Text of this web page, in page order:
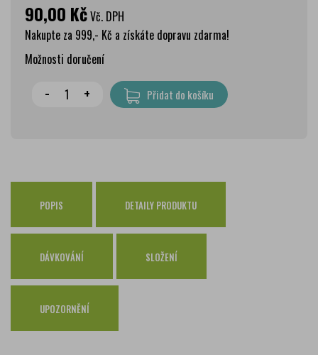
90,00 KčVč. DPH
Nakupte za 999,- Kč a získáte dopravu zdarma!
Možnosti doručení
Wolt doprava
zdarma
79 Kč
Osobní odběr Pražákova
zdarma
Osobní odběr Kounicova
Česká pošta
zdarma
PPL
GLS
zdarma
- + Přidat do košíku
POPIS DETAILY PRODUKTU
DÁVKOVÁNÍ SLOŽENÍ
UPOZORNĚNÍ